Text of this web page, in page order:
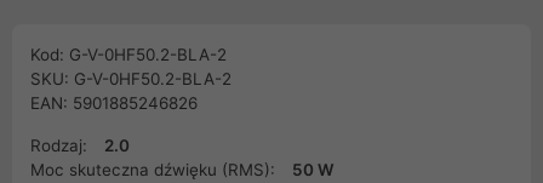
Kod: G-V-0HF50.2-BLA-2
SKU: G-V-0HF50.2-BLA-2
EAN: 5901885246826
Rodzaj:
2.0
Moc skuteczna dźwięku (RMS):
50 W